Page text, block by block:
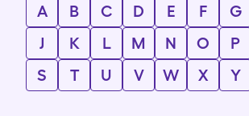
A B C D E F G
J
K L M N O P
S
T U V W X Y